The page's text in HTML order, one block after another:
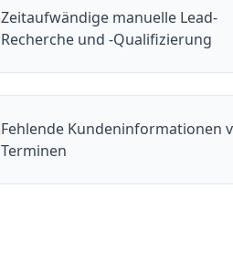
Zeitaufwändige manuelle Lead-
Recherche und -Qualifizierung
Fehlende Kundeninformationen
Terminen